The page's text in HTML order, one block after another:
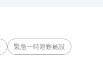
緊急一時避難施設